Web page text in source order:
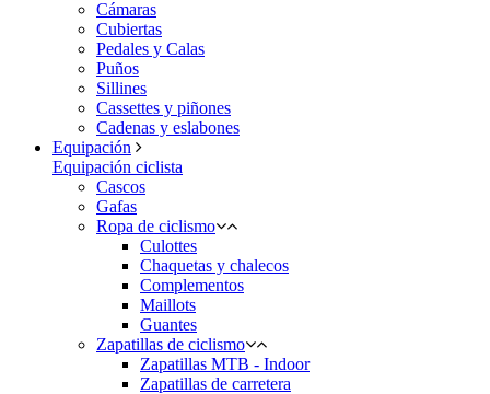
Cámaras
Cubiertas
Pedales y Calas
Puños
Sillines
Cassettes y piñones
Cadenas y eslabones
Equipación
Equipación ciclista
Cascos
Gafas
Ropa de ciclismo
Culottes
Chaquetas y chalecos
Complementos
Maillots
Guantes
Zapatillas de ciclismo
Zapatillas MTB - Indoor
Zapatillas de carretera